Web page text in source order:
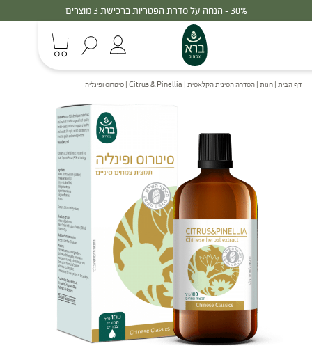
30% - הנחה על סדרת הפטריות ברכישת 3 מוצרים
דף הבית | חנות | הסדרה הסינית הקלאסית | Citrus & Pinellia | סיטרוס ופינליה